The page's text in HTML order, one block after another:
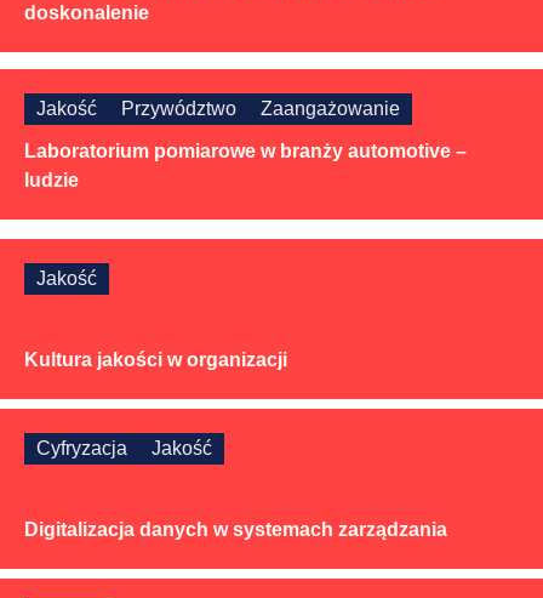
doskonalenie
Jakość Przywództwo Zaangażowanie
Laboratorium pomiarowe w branży automotive –
ludzie
Jakość
Kultura jakości w organizacji
Cyfryzacja Jakość
Digitalizacja danych w systemach zarządzania